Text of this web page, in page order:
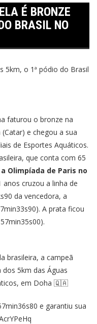
É BRONZE
BRASIL NO
faturou o bronze na
e chegou a sua
de Esportes Aquáticos.
que conta com 65
Olimpíada de Paris no
anos cruzou a linha de
da vencedora, a
A prata ficou
brasileira, a campeã
5km das Águas
em Doha 🇶🇦
e garantiu sua